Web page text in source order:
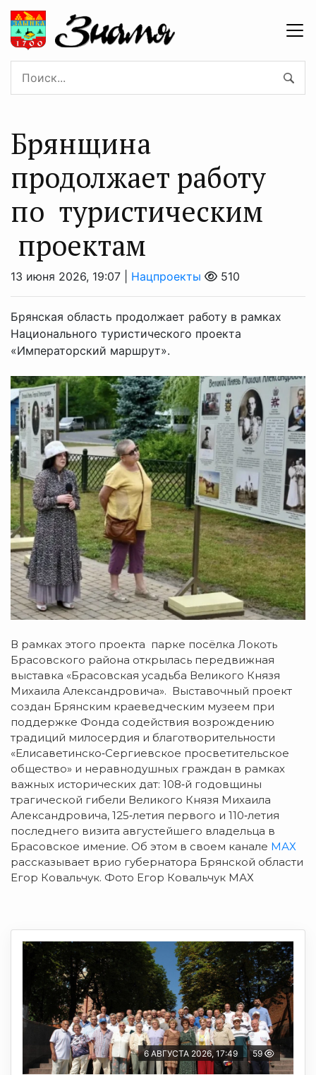
Брянщина
продолжает работу
по туристическим
проектам
13 июня 2026, 19:07 | Нацпроекты 510
Брянская область продолжает работу в рамках
Национального туристического проекта
«Императорский маршрут».
В рамках этого проекта парке посёлка Локоть
Брасовского района открылась передвижная
выставка «Брасовская усадьба Великого Князя
Михаила Александровича». Выставочный проект
создан Брянским краеведческим музеем при
поддержке Фонда содействия возрождению
традиций милосердия и благотворительности
«Елисаветинско‑Сергиевское просветительское
общество» и неравнодушных граждан в рамках
важных исторических дат: 108‑й годовщины
трагической гибели Великого Князя Михаила
Александровича, 125‑летия первого и 110‑летия
последнего визита августейшего владельца в
Брасовское имение. Об этом в своем канале МАХ
рассказывает врио губернатора Брянской области
Егор Ковальчук. Фото Егор Ковальчук МАХ
6 АВГУСТА 2026, 17:49 59